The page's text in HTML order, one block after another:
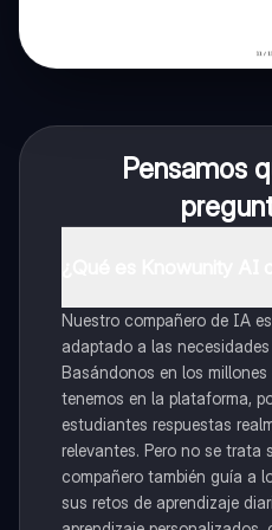
Pensamos
Nuestro compañero de IA
adaptado a las
Basándonos en los
tenemos en la plataforma,
estudiantes respuestas
relevantes. Pero no se trata
compañero también guía a
sus retos de aprendizaje